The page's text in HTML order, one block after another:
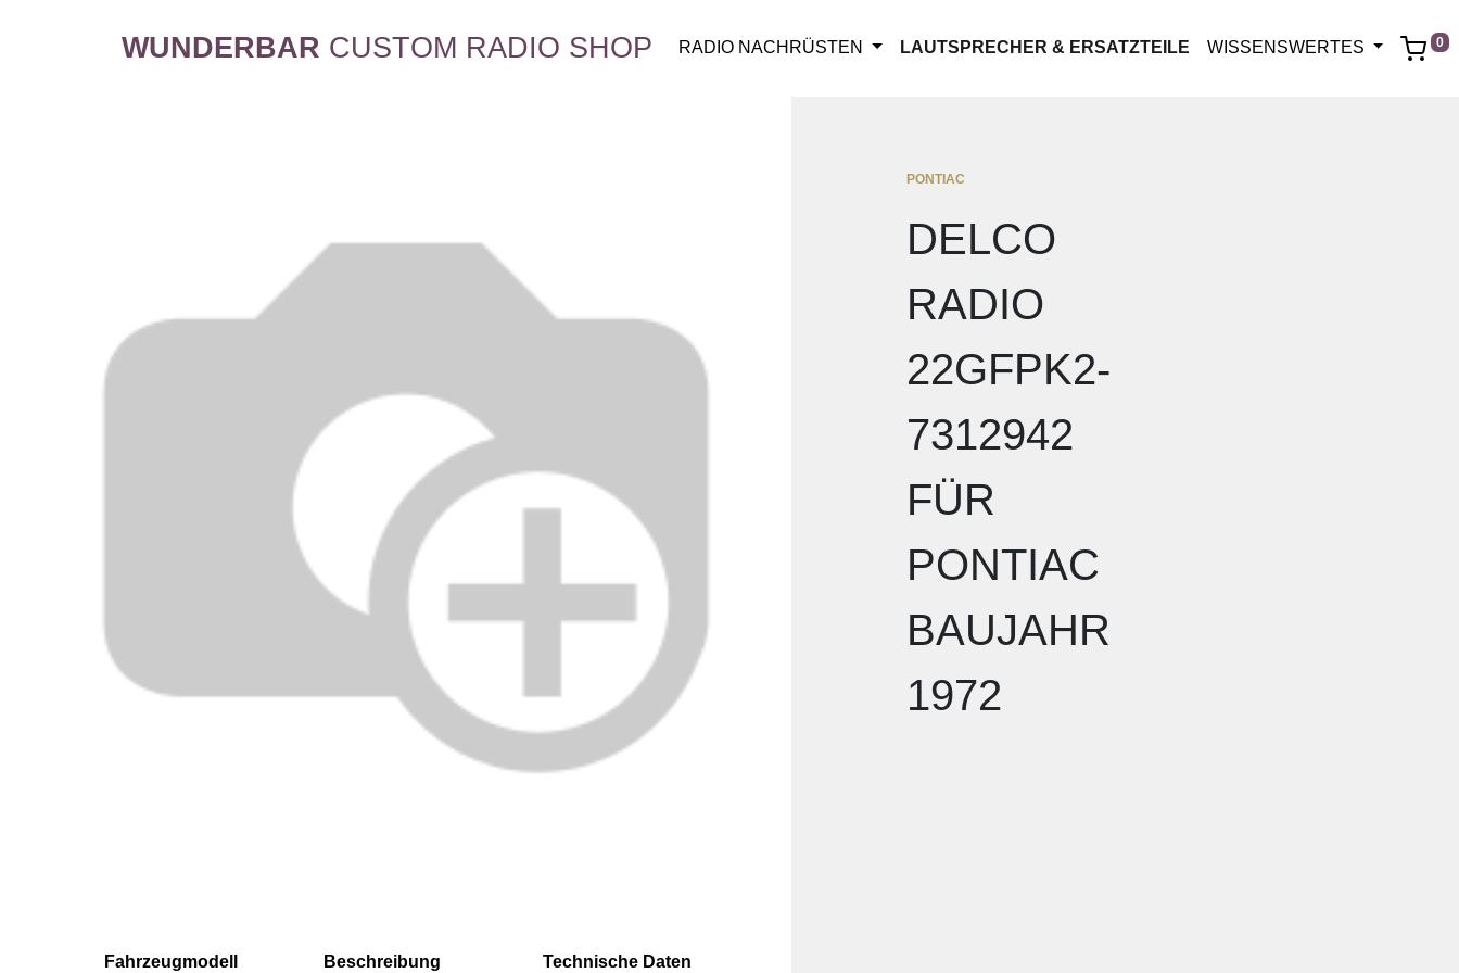
WUNDERBAR CUSTOM RADIO SHOP RADIO NACHRÜSTEN LAUTSPRECHER & ERSATZTEILE WISSENSWERTES 0
Fahrzeugmodell Beschreibung Technische Daten
PONTIAC
DELCO
RADIO
22GFPK2-
7312942
FÜR
PONTIAC
BAUJAHR
1972